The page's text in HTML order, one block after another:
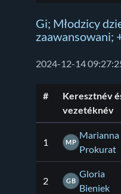
Gi; Młodzicy
zaawansowani;
2024-12-14
#
Keresztnév
vezetéknév
1 MP
Marianna
Prokurat
2 GB
Gloria
Bieniek